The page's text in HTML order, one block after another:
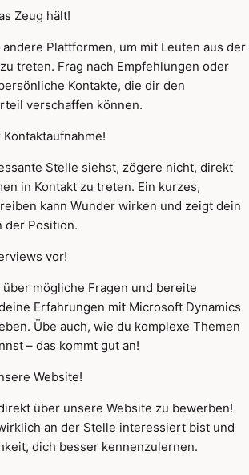
Zeug hält!
Plattformen, um mit Leuten aus der
treten. Frag nach Empfehlungen oder
Kontakte, die dir den
verschaffen können.
Stelle siehst, zögere nicht, direkt
in Kontakt zu treten. Ein kurzes,
kann Wunder wirken und zeigt dein
der Position.
vor!
über mögliche Fragen und bereite
Erfahrungen mit Microsoft Dynamics
Übe auch, wie du komplexe Themen
– das kommt gut an!
Website!
über unsere Website zu bewerben!
an der Stelle interessiert bist und
dich besser kennenzulernen.